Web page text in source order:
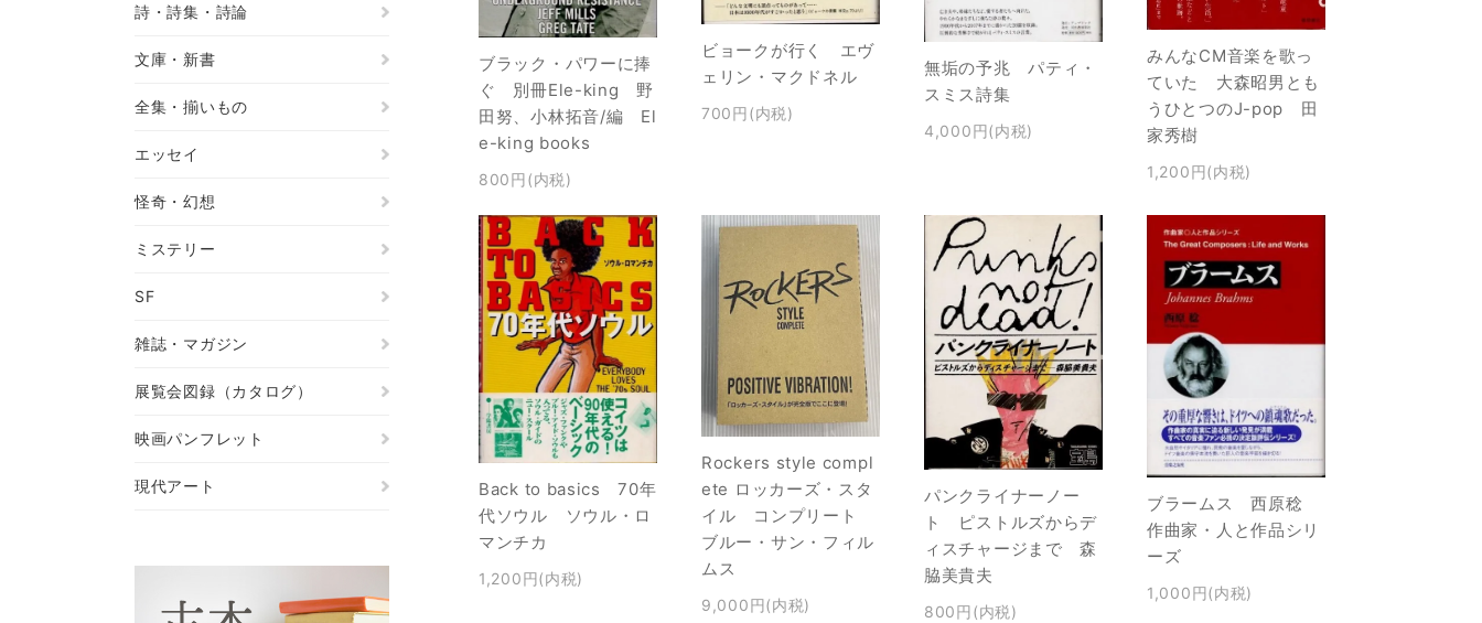
ブラック・パワーに捧
ぐ 別冊Ele-king 野
田努、小林拓音/編 El
e-king books
800円(内税)
ビョークが行く エヴ
ェリン・マクドネル
700円(内税)
無垢の予兆 パティ・
スミス詩集
4,000円(内税)
みんなCM音楽を歌っ
ていた 大森昭男とも
うひとつのJ-pop 田
家秀樹
1,200円(内税)
Back to basics 70年
代ソウル ソウル・ロ
マンチカ
1,200円(内税)
Rockers style compl
ete ロッカーズ・スタ
イル コンプリート
ブルー・サン・フィル
ムス
9,000円(内税)
パンクライナーノー
ト ピストルズからデ
ィスチャージまで 森
脇美貴夫
800円(内税)
ブラームス 西原稔
作曲家・人と作品シリ
ーズ
1,000円(内税)
詩・詩集・詩論
文庫・新書
全集・揃いもの
エッセイ
怪奇・幻想
ミステリー
SF
雑誌・マガジン
展覧会図録（カタログ）
映画パンフレット
現代アート